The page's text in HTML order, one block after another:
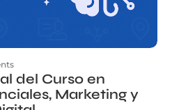
del Curso en
Marketing y